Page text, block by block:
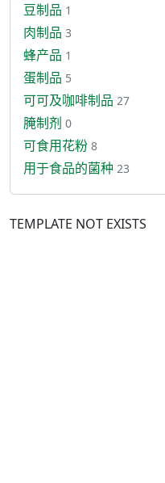
豆制品 1
肉制品 3
蜂产品 1
蛋制品 5
可可及咖啡制品 27
腌制剂 0
可食用花粉 8
用于食品的菌种 23
TEMPLATE NOT EXISTS